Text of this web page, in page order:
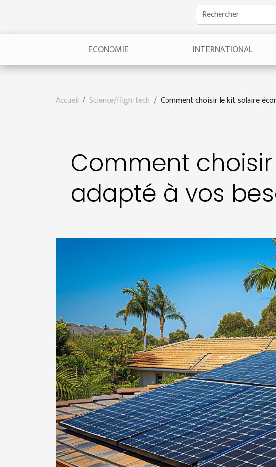
ECONOMIE INTERNATIONAL
Accueil Science/High-tech Comment choisir le kit solaire
Comment
adapté à vos